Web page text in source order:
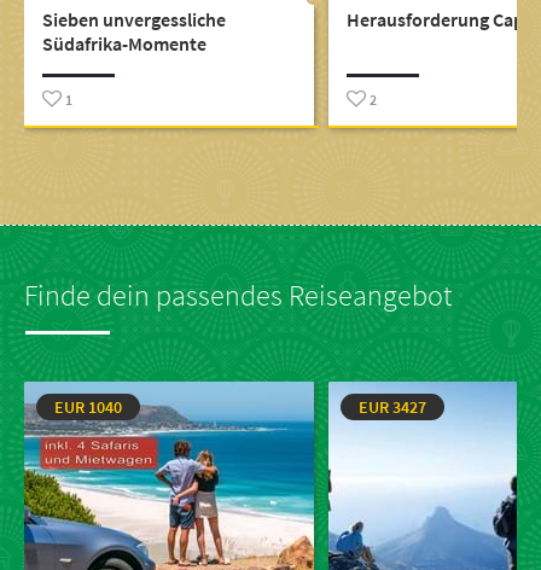
Sieben unvergessliche
Südafrika-Momente
1
Herausforderung Cape
2
Finde dein passendes Reiseangebot
EUR 1040 EUR 3427